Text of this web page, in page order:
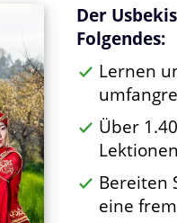
Der
Folgendes:
Lernen
Über
Bereiten
eine